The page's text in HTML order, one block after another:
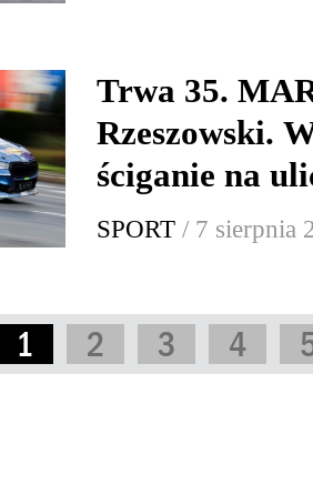
Trwa 35.
Rzeszowski.
ściganie na
SPORT / 7 sierpnia
1 2 3 4